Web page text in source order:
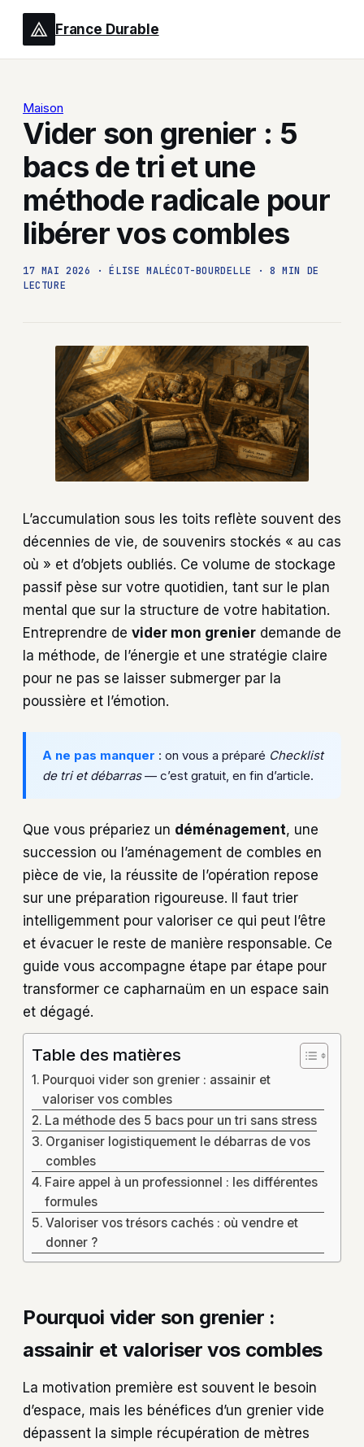
France Durable
Maison
Vider son grenier : 5
bacs de tri et une
méthode radicale pour
libérer vos combles
17 MAI 2026 · ÉLISE MALÉCOT-BOURDELLE ·
8 MIN DE
LECTURE
L’accumulation sous les toits reflète souvent des
décennies de vie, de souvenirs stockés « au cas
où » et d’objets oubliés. Ce volume de stockage
passif pèse sur votre quotidien, tant sur le plan
mental que sur la structure de votre habitation.
Entreprendre de vider mon grenier demande de
la méthode, de l’énergie et une stratégie claire
pour ne pas se laisser submerger par la
poussière et l’émotion.
A ne pas manquer : on vous a préparé Checklist
de tri et débarras— c’est gratuit, en fin d’article.
Que vous prépariez un déménagement, une
succession ou l’aménagement de combles en
pièce de vie, la réussite de l’opération repose
sur une préparation rigoureuse. Il faut trier
intelligemment pour valoriser ce qui peut l’être
et évacuer le reste de manière responsable. Ce
guide vous accompagne étape par étape pour
transformer ce capharnaüm en un espace sain
et dégagé.
Table des matières
Pourquoi vider son grenier : assainir et
valoriser vos combles
La méthode des 5 bacs pour un tri sans stress
Organiser logistiquement le débarras de vos
combles
Faire appel à un professionnel : les différentes
formules
Valoriser vos trésors cachés : où vendre et
donner ?
Pourquoi vider son grenier :
assainir et valoriser vos combles
La motivation première est souvent le besoin
d’espace, mais les bénéfices d’un grenier vide
dépassent la simple récupération de mètres